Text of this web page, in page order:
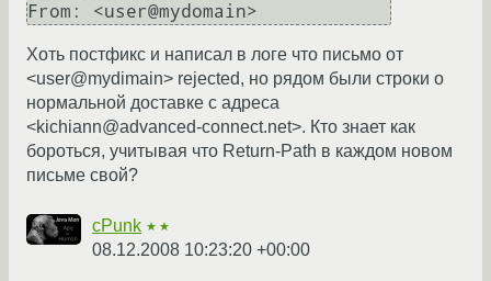
Хоть постфикс и написал в логе что письмо от
<user@mydimain> rejected, но рядом были строки о
нормальной доставке с адреса
<kichiann@advanced-connect.net>. Кто знает как
бороться, учитывая что Return-Path в каждом новом
письме свой?
cPunk ★★
08.12.2008 10:23:20 +00:00